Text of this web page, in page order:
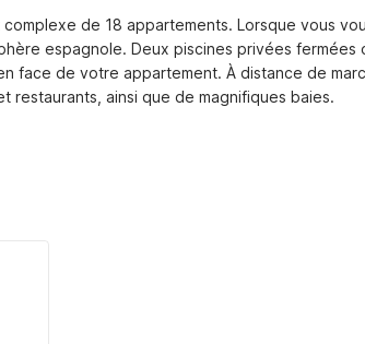
de 18 appartements. Lorsque vous
espagnole. Deux piscines privées fermées
face de votre appartement. À distance de
restaurants, ainsi que de magnifiques baies.